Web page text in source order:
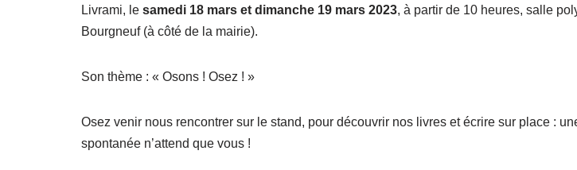
Livrami, le samedi 18 mars et dimanche 19 mars 2023, à partir de 10 heures, salle
Bourgneuf (à côté de la mairie).
Son thème : « Osons ! Osez ! »
Osez venir nous rencontrer sur le stand, pour découvrir nos livres et écrire sur place :
spontanée n’attend que vous !